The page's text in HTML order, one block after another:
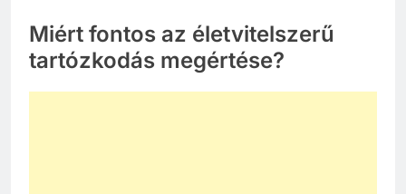
Miért fontos az életvitelszerű
tartózkodás megértése?